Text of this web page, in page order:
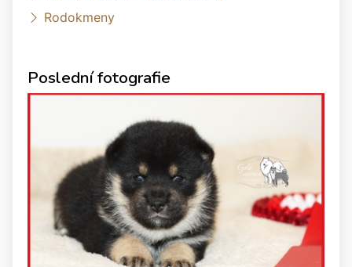
Rodokmeny
Poslední fotografie